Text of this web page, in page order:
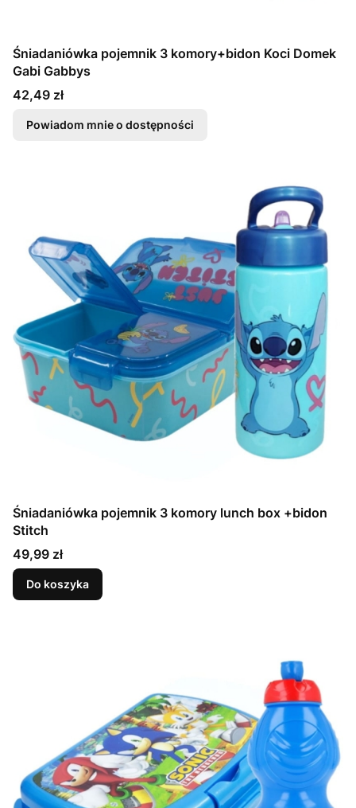
Śniadaniówka pojemnik 3 komory+bidon Koci Domek
Gabi Gabbys
Cena
42,49 zł
Powiadom mnie o dostępności
Śniadaniówka pojemnik 3 komory lunch box +bidon
Stitch
Cena
49,99 zł
Do koszyka